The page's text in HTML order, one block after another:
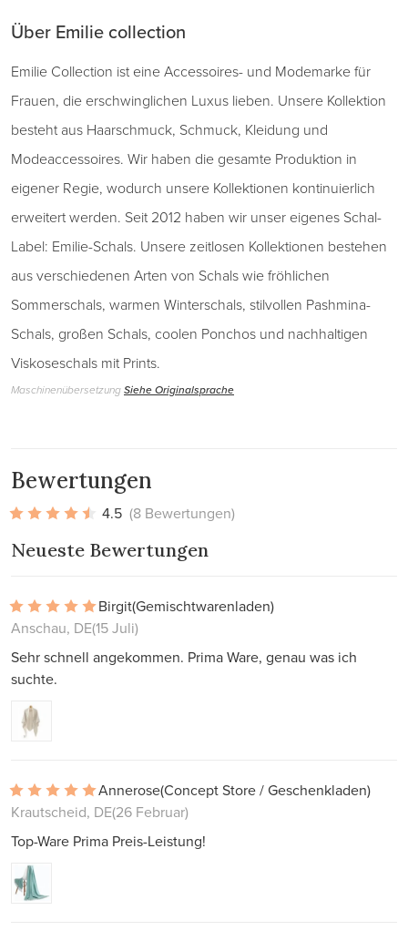
Über Emilie collection
Emilie Collection ist eine Accessoires- und Modemarke für
Frauen, die erschwinglichen Luxus lieben. Unsere Kollektion
besteht aus Haarschmuck, Schmuck, Kleidung und
Modeaccessoires. Wir haben die gesamte Produktion in
eigener Regie, wodurch unsere Kollektionen kontinuierlich
erweitert werden. Seit 2012 haben wir unser eigenes Schal-
Label: Emilie-Schals. Unsere zeitlosen Kollektionen bestehen
aus verschiedenen Arten von Schals wie fröhlichen
Sommerschals, warmen Winterschals, stilvollen Pashmina-
Schals, großen Schals, coolen Ponchos und nachhaltigen
Viskoseschals mit Prints.
MaschinenübersetzungSiehe Originalsprache
Bewertungen
4.5 (8 Bewertungen)
Neueste Bewertungen
Birgit(Gemischtwarenladen)
Anschau, DE(15 Juli)
Sehr schnell angekommen. Prima Ware, genau was ich
suchte.
Annerose(Concept Store / Geschenkladen)
Krautscheid, DE(26 Februar)
Top-Ware Prima Preis-Leistung!